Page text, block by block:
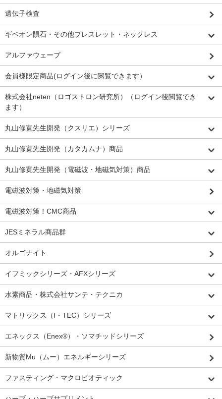
遺伝子検査
ギベオン隕石・その他ブレスレット・ネックレス
アルファウェーブ
会員様限定商品(ログイン後に閲覧できます）
株式会社neten（ロゴストロン研究所）（ログイン後閲覧でき
ます）
丸山修寛先生開発（クスリエ）シリーズ
丸山修寛先生開発（カタカムナ）商品
丸山修寛先生開発（電磁波・地磁気対策）商品
電磁波対策・地磁気対策
電磁波対策！CMC商品
JESミネラル商品群
オルゴナイト
イフミックシリーズ・AFXシリーズ
水素商品・株式会社サンテ・テクニカ
マトリックス（I・TEC）シリーズ
エネックス（Enex®）・ソマチッドシリーズ
新物質Mu（ムー）エネルギーシリーズ
ファスティング・マクロビオティック